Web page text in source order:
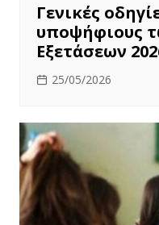
Γενικές
υποψήφιους
Εξετάσεων
25/05/2026